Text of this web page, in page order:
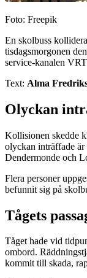
Foto: Freepik
En skolbuss
tisdagsmorgonen
service-kanalen
Text: Alma
Olyckan
Kollisionen skedde
olyckan inträffade är
Dendermonde och
Flera personer
befunnit sig på
Tågets
Tåget hade vid
ombord.
kommit till skada,